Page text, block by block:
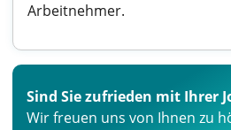
Arbeitnehmer.
Sind Sie zufrieden mit Ihrer
Wir freuen uns von Ihnen zu